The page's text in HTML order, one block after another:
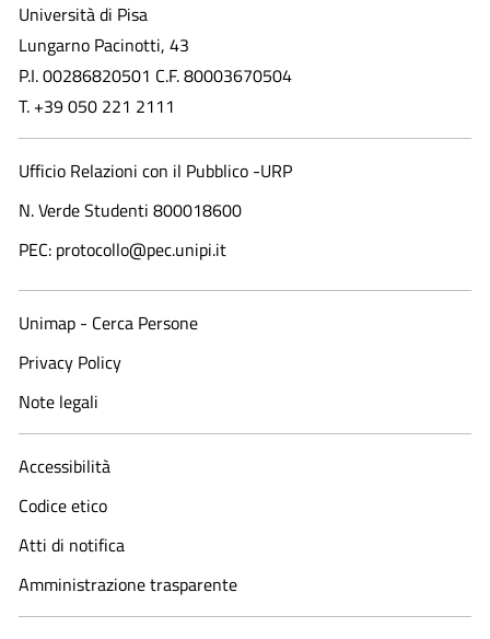
Università di Pisa
Lungarno Pacinotti, 43
P.I. 00286820501 C.F. 80003670504
T. +39 050 221 2111
Ufficio Relazioni con il Pubblico -URP
N. Verde Studenti 800018600​
PEC: protocollo@pec.unipi.it
Unimap - Cerca Persone
Privacy Policy
Note legali
Accessibilità
Codice etico
Atti di notifica
Amministrazione trasparente